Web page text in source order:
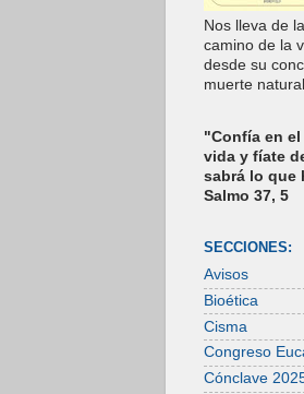
Nos lleva de
camino de la
desde su
muerte
"Confía en
vida y fíate
sabrá lo que
Salmo 37, 5
SECCIONES:
Avisos
Bioética
Cisma
Congreso
Cónclave